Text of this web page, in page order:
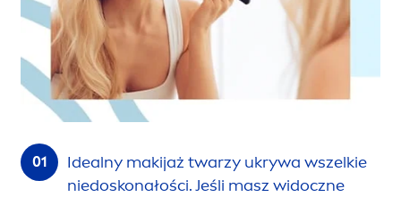
Idealny makijaż twarzy ukrywa wszelkie
niedoskonałości. Jeśli masz widoczne